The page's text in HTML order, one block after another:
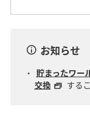
お知らせ
貯まったワー
交換
する